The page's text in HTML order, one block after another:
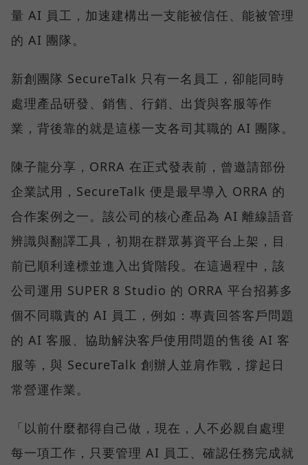
量 AI 員工，加速建構出一支能被信任、能被管理
的 AI 團隊。
新創團隊 SecureTalk 只有一名員工，卻能同時
處理產品研發、銷售、行銷、出貨與客服等作
業，背後靠的就是這樣一支各司其職的 AI 團隊。
陳子龍分享，ORRA 在正式發表前，曾邀請部份
企業試用，SecureTalk 便是最早導入 ORRA 的
合作案例之一。該公司的核心產品為 AI 離線語音
辨識與翻譯工具，初期在群眾募資平台上架，目
前已順利達標並進入出貨階段。在這過程中，該
公司運用 SUPER 8 Studio 的 ORRA 平台招募多
個不同職責的 AI 員工，例如：專責回答客戶問題
的 AI 客服、協助解決客戶使用問題的售後 AI 客
服等，與 SecureTalk 創辦人並肩作戰，撐起日
常營運作業。
「以前什麼都得自己做，現在，人不必親自處理
每一項工作，只要管理 AI 員工、確認任務完成就